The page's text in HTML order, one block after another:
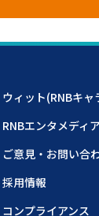
ウィット(RNBキャ
RNBエンタメディア
ご意見・お問い合
採用情報
コンプライアンス